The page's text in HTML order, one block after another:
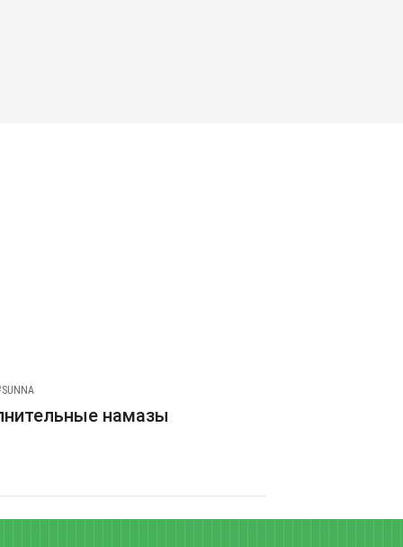
намазы